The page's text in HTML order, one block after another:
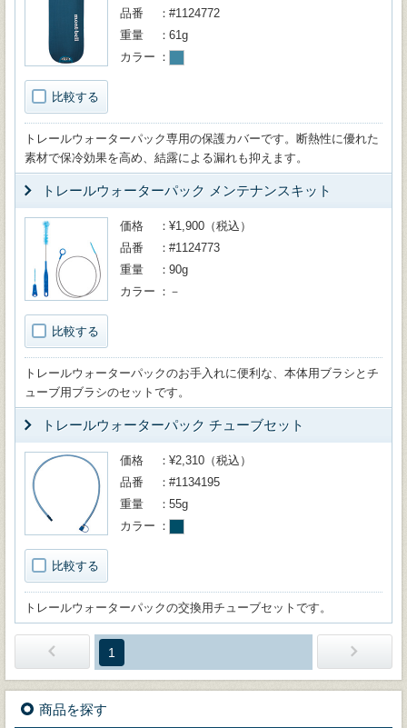
比較する
品番
#1124772
重量
61g
カラー
トレールウォーターパック専用の保護カバーです。断熱性に優れた
素材で保冷効果を高め、結露による漏れも抑えます。
トレールウォーターパック メンテナンスキット
比較する
価格
¥1,900（税込）
品番
#1124773
重量
90g
カラー
－
トレールウォーターパックのお手入れに便利な、本体用ブラシとチ
ューブ用ブラシのセットです。
トレールウォーターパック チューブセット
比較する
価格
¥2,310（税込）
品番
#1134195
重量
55g
カラー
トレールウォーターパックの交換用チューブセットです。
1
商品を探す